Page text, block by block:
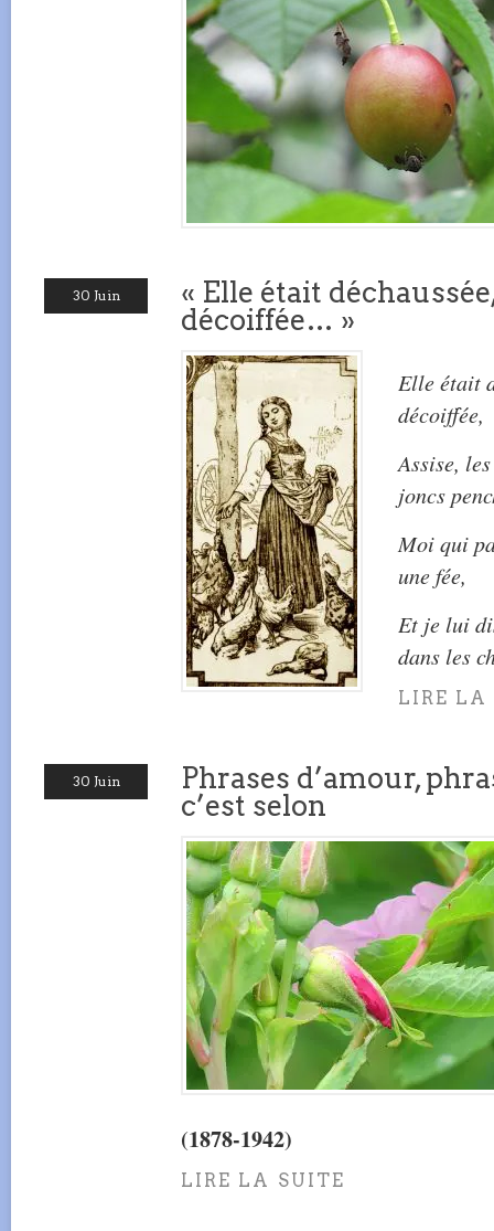
30 Juin
« Elle était
décoiffée… »
Elle était
décoiffée,
Assise,
joncs
Moi qui
une fée,
Et je lui
dans les
LIRE LA
30 Juin
Phrases d’amour,
c’est selon
(1878-1942)
LIRE LA SUITE